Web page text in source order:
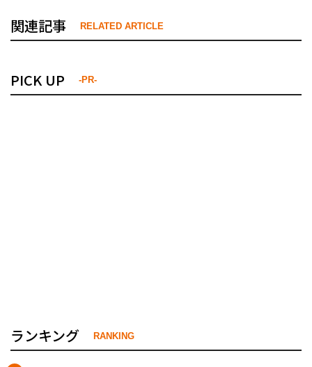
関連記事 RELATED ARTICLE
PICK UP -PR-
ランキング RANKING